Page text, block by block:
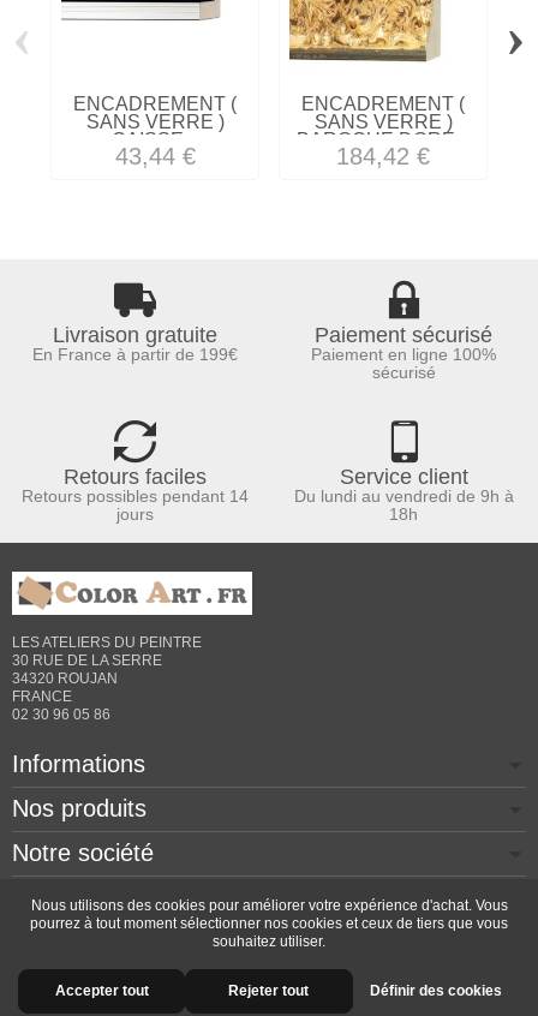
ENCADREMENT (
SANS VERRE )
CAISSE...
43,44 €
ENCADREMENT (
SANS VERRE )
BAROQUE DORE...
184,42 €
‹ ›
Livraison gratuite
En France à partir de 199€
Paiement sécurisé
Paiement en ligne 100%
sécurisé
Retours faciles
Retours possibles pendant 14
jours
Service client
Du lundi au vendredi de 9h à
18h
LES ATELIERS DU PEINTRE
30 RUE DE LA SERRE
34320 ROUJAN
FRANCE
02 30 96 05 86
Informations
Nos produits
Notre société
Contactez-nous
Copyright © 2026 - Design by Prestacrea
- Ecommerce
software byPrestaShop™
Nous utilisons des cookies pour améliorer votre expérience d'achat. Vous
pourrez à tout moment sélectionner nos cookies et ceux de tiers que vous
souhaitez utiliser.
Accepter tout Rejeter tout Définir des cookies